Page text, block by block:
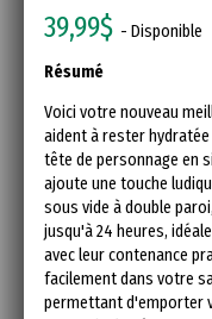
39,99$ - Disponible
Résumé
Voici votre nouveau
aident à rester
tête de personnage en
ajoute une touche
sous vide à double
jusqu'à 24 heures,
avec leur contenance
facilement dans votre
permettant d'emporter